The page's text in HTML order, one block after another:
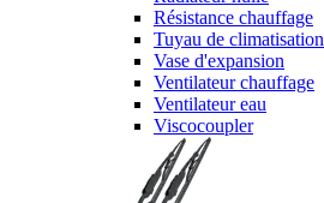
Résistance chauffage
Tuyau de climatisation
Vase d'expansion
Ventilateur chauffage
Ventilateur eau
Viscocoupler